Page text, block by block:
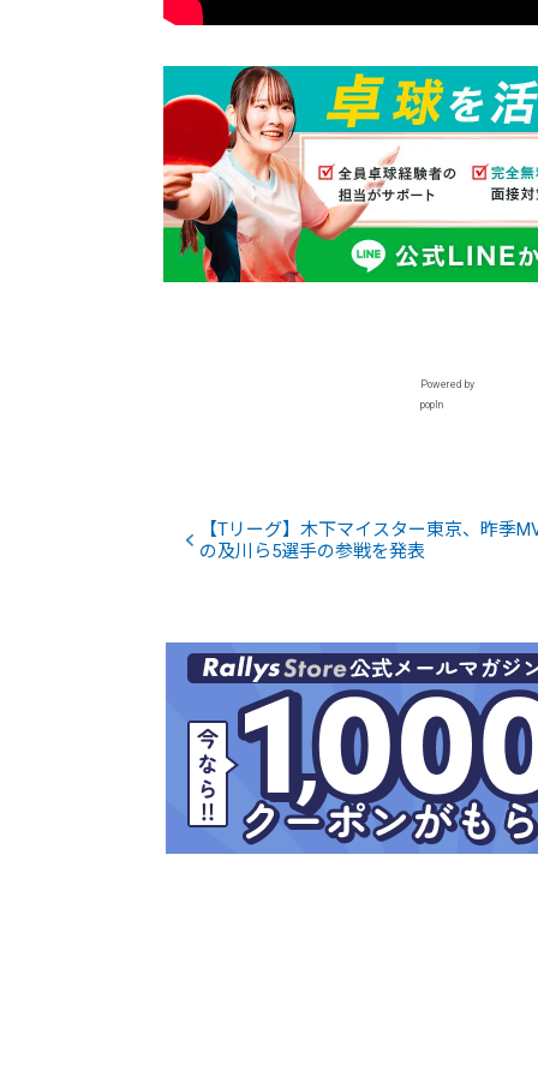
Powered by
popIn
【Tリーグ】木下マイスター東京、昨季
の及川ら5選手の参戦を発表